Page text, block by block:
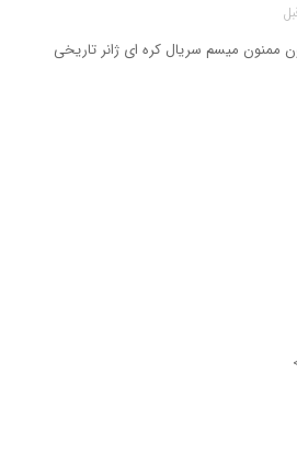
ممنون میسم سریال کره ای ژانر تاریخی